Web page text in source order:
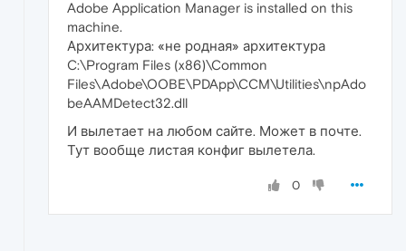
Adobe Application Manager is installed on this
machine.
Архитектура: «не родная» архитектура
C:\Program Files (x86)\Common
Files\Adobe\OOBE\PDApp\CCM\Utilities\npAdo
beAAMDetect32.dll
И вылетает на любом сайте. Может в почте.
Тут вообще листая конфиг вылетела.
0